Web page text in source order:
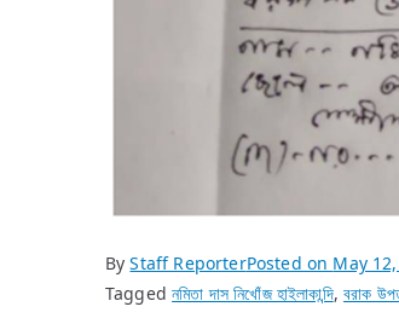
ByStaff ReporterPosted on May
Taggedনমিতা দাস নিখোঁজ হাইলাকান্দি,বরাক